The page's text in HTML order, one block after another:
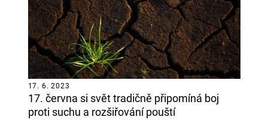
17. června si svět tradičně připomíná boj
proti suchu a rozšiřování pouští
17. 6. 2023